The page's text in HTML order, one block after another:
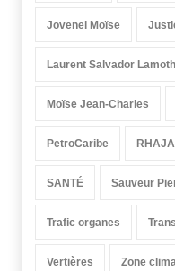
Jovenel Moïse
Laurent Salvador
Moïse Jean-Charles
PetroCaribe
SANTÉ Sauveur
Trafic organes
Vertières Zone